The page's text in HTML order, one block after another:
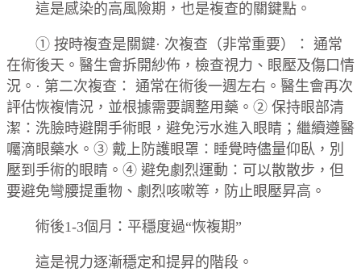
這是感染的高風險期，也是複查的關鍵點。
① 按時複查是關鍵· 次複查（非常重要）： 通常
在術後天。醫生會拆開紗佈，檢查視力、眼壓及傷口情
況。· 第二次複查： 通常在術後一週左右。醫生會再次
評估恢複情況，並根據需要調整用藥。② 保持眼部清
潔：洗臉時避開手術眼，避免污水進入眼睛；繼續遵醫
囑滴眼藥水。③ 戴上防護眼罩：睡覺時儘量仰臥，別
壓到手術的眼睛。④ 避免劇烈運動：可以散散步，但
要避免彎腰提重物、劇烈咳嗽等，防止眼壓昇高。
術後1-3個月：平穩度過“恢複期”
這是視力逐漸穩定和提昇的階段。